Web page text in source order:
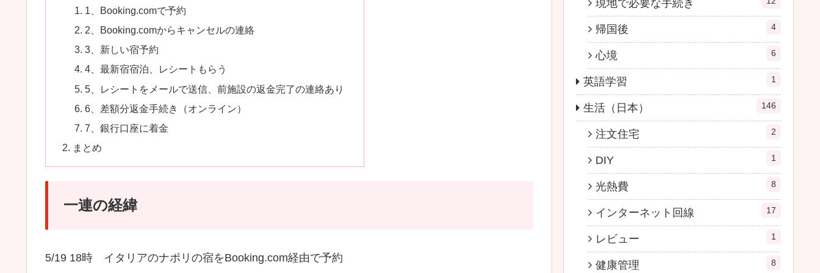
1、Booking.comで予約
2、Booking.comからキャンセルの連絡
3、新しい宿予約
4、最新宿宿泊、レシートもらう
5、レシートをメールで送信、前施設の返金完了の連絡あり
6、差額分返金手続き（オンライン）
7、銀行口座に着金
まとめ
一連の経緯
5/19 18時 イタリアのナポリの宿をBooking.com経由で予約
現地で必要な手続き
帰国後 4
心境 6
英語学習 1
生活（日本） 146
注文住宅 2
DIY 1
光熱費 8
インターネット回線 17
レビュー 1
健康管理 8